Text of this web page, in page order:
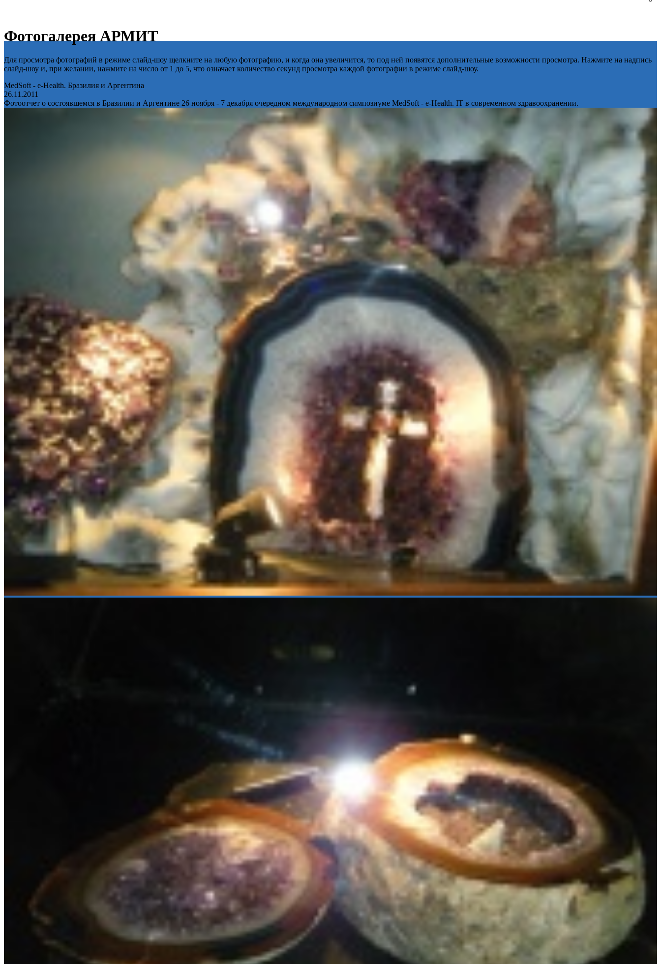
Фотогалерея АРМИТ
Для просмотра фотографий в режиме слайд-шоу щелкните на любую фотографию, и когда она увеличится, то под ней появятся дополнительные возможности просмотра. Нажмите на надпись
слайд-шоу и, при желании, нажмите на число от 1 до 5, что означает количество секунд просмотра каждой фотографии в режиме слайд-шоу.
MedSoft - e-Health. Бразилия и Аргентина
26.11.2011
Фотоотчет о состоявшемся в Бразилии и Аргентине 26 ноября - 7 декабря очередном международном симпозиуме MedSoft - e-Health. IT в современном здравоохранении.